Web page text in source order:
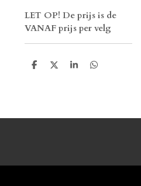
LET OP! De prijs is de
VANAF prijs per velg
D
D
S
D